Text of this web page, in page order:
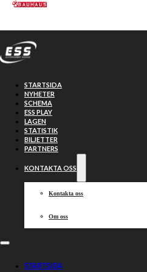
Hoppa till huvudinnehåll
STARTSIDA
NYHETER
SCHEMA
ESS PLAY
LAGEN
STATISTIK
BILJETTER
PARTNERS
KONTAKTA OSS
Kontakta oss
Om oss
STARTSIDA
Tredje